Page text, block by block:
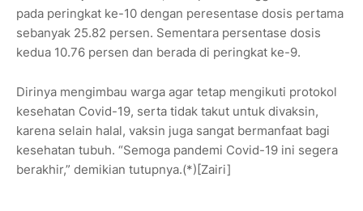
pada peringkat ke-10 dengan peresentase dosis pertama
sebanyak 25.82 persen. Sementara persentase dosis
kedua 10.76 persen dan berada di peringkat ke-9.
Dirinya mengimbau warga agar tetap mengikuti protokol
kesehatan Covid-19, serta tidak takut untuk divaksin,
karena selain halal, vaksin juga sangat bermanfaat bagi
kesehatan tubuh. “Semoga pandemi Covid-19 ini segera
berakhir,” demikian tutupnya.(*)[Zairi]